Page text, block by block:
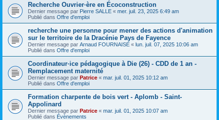
Recherche Ouvrier·ère en Écoconstruction
Dernier message par Pierre SALLE « mer. juil. 23, 2025 6:49 am
Publié dans Offre d'emploi
recherche une personne pour mener des actions d'animation
sur le territoire de la Dracénie Pays de Fayence
Dernier message par Arnaud FOURNAISE « lun. juil. 07, 2025 10:06 am
Publié dans Offre d'emploi
Coordinateur·ice pédagogique à Die (26) - CDD de 1 an -
Remplacement maternité
Dernier message par Patrice « mar. juil. 01, 2025 10:12 am
Publié dans Offre d'emploi
Formation charpente de bois vert - Aplomb - Saint-
Appolinard
Dernier message par Patrice « mar. juil. 01, 2025 10:07 am
Publié dans Évènements